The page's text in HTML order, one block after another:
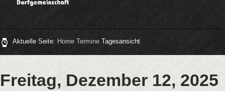
Aktuelle Seite: Home Termine Tagesansicht
Freitag, Dezember 12, 2025